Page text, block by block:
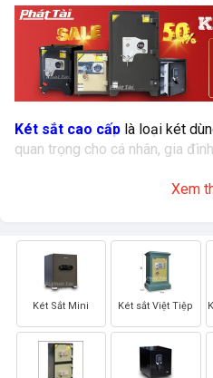
Két sắt cao cấp là loại két
quan trọng cho cá nhân, gia
độ cao nhất được cấu tạo với
hoặc treo phím khi nhập mã
với cảm biến dung vô cùng hiện
Xem
Két Sắt Mini Két sắt Việt Tiệp